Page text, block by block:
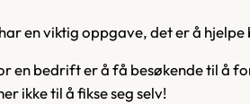
en viktig oppgave, det er å
en bedrift er å få besøkende til å
ikke til å fikse seg selv!